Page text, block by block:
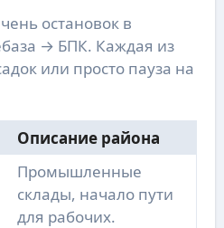
остановок в
→ БПК. Каждая из
или просто пауза на
Описание района
Промышленные
склады, начало пути
для рабочих.